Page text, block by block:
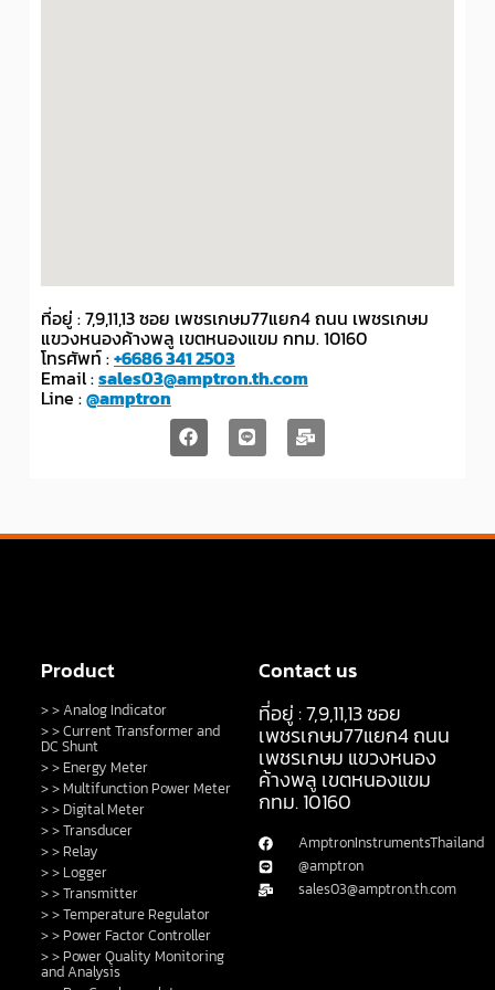
ที่อยู่ : 7,9,11,13 ซอย เพชรเกษม77แยก4 ถนน เพชรเกษม
แขวงหนองค้างพลู เขตหนองแขม กทม. 10160
โทรศัพท์ :+6686 341 2503
Email :sales03@amptron.th.com
Line :@amptron
Product
> > Analog Indicator
> > Current Transformer and
DC Shunt
> > Energy Meter
> > Multifunction Power Meter
> > Digital Meter
> > Transducer
> > Relay
> > Logger
> > Transmitter
> > Temperature Regulator
> > Power Factor Controller
> > Power Quality Monitoring
and Analysis
Contact us
ที่อยู่ : 7,9,11,13 ซอย
เพชรเกษม77แยก4 ถนน
เพชรเกษม แขวงหนอง
ค้างพลู เขตหนองแขม
กทม. 10160
AmptronInstrumentsThailand
@amptron
sales03@amptron.th.com